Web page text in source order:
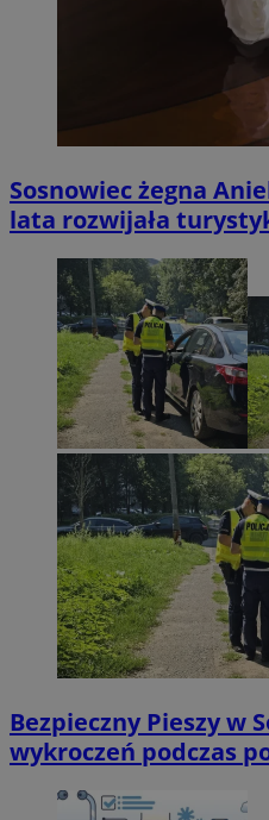
Sosnowiec żegna
lata rozwijała
Bezpieczny Pieszy w
wykroczeń podczas